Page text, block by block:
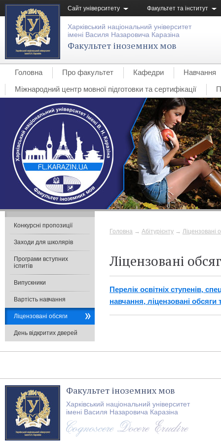
Сайт університету Факультет та інститут
Харківський національний університет
імені Василя Назаровича Каразіна
Факультет іноземних мов
Головна Про факультет Кафедри
Навчання
Міжнародний центр мовної підготовки та сертифікації
Головна → Абітурієнту → Ліцензовані
Ліцензовані
Перелік освітніх ступенів,
навчання, ліцензовані
Конкурсні пропозиції
Заходи для школярів
Програми вступних
іспитів
Випускники
Вартість навчання
Ліцензовані обсяги
День відкритих дверей
Факультет іноземних мов
Харківський національний університет
імені Василя Назаровича Каразіна